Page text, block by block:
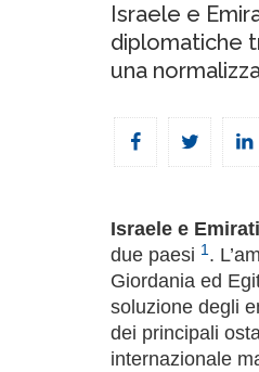
Israele e
diplomatiche
una
Israele e
due paesi 1 .
Giordania ed
soluzione degli
dei principali
internazionale